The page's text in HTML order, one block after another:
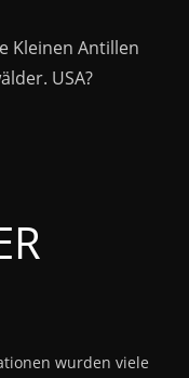
Kleinen Antillen
USA?
wurden viele